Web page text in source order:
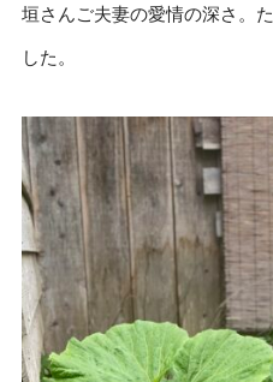
垣さんご夫妻の愛情の深さ。
した。